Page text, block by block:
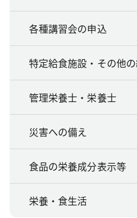
各種講習会の申込
特定給食施設・その他
管理栄養士・栄養士
災害への備え
食品の栄養成分表示等
栄養・食生活